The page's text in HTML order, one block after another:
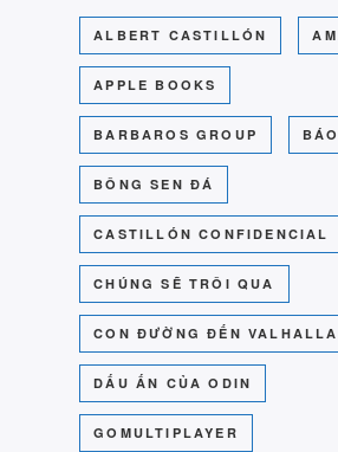
ALBERT CASTILLÓN
APPLE BOOKS
BARBAROS GROUP
BÔNG SEN ĐÁ
CASTILLÓN CONFIDENCIAL
CHÚNG SẼ TRÔI QUA
CON ĐƯỜNG ĐẾN VALHALLA
DẤU ẤN CỦA ODIN
GOMULTIPLAYER